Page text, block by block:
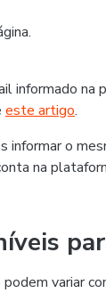
informado na
este artigo.
o
na
variar